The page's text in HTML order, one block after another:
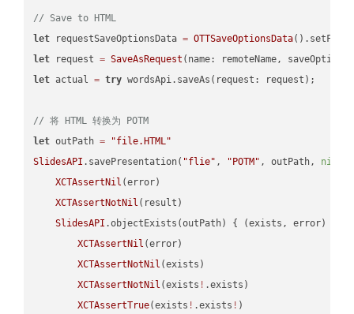
// Save to HTML
let requestSaveOptionsData = OTTSaveOptionsData
let request = SaveAsRequest (name: remoteName,
let actual = try wordsApi.saveAs(request: request);
// 将 HTML 转换为 POTM
let outPath =
"file.HTML"
SlidesAPI .savePresentation( "flie" , "POTM" , outPath, nil
XCTAssertNil (error)
XCTAssertNotNil (result)
SlidesAPI .objectExists(outPath) { (exists, error) ->
XCTAssertNil (error)
XCTAssertNotNil (exists)
XCTAssertNotNil (exists ! .exists)
XCTAssertTrue(exists ! .exists ! )